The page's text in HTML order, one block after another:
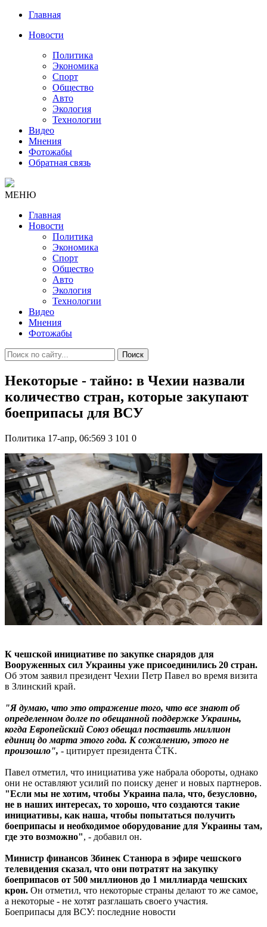
Главная
Новости
Политика
Экономика
Спорт
Общество
Авто
Экология
Технологии
Видео
Мнения
Фотожабы
Обратная связь
МЕНЮ
Главная
Новости
Политика
Экономика
Спорт
Общество
Авто
Экология
Технологии
Видео
Мнения
Фотожабы
Поиск
Некоторые - тайно: в Чехии назвали
количество стран, которые закупают
боеприпасы для ВСУ
Политика 17-апр, 06:569 3 101 0
К чешской инициативе по закупке снарядов для
Вооруженных сил Украины уже присоединились 20 стран.
Об этом заявил президент Чехии Петр Павел во время визита
в Злинский край.
"Я думаю, что это отражение того, что все знают об
определенном долге по обещанной поддержке Украины,
когда Европейский Союз обещал поставить миллион
единиц до марта этого года. К сожалению, этого не
произошло", - цитирует президента ČTK.
Павел отметил, что инициатива уже набрала обороты, однако
они не оставляют усилий по поиску денег и новых партнеров.
"Если мы не хотим, чтобы Украина пала, что, безусловно,
не в наших интересах, то хорошо, что создаются такие
инициативы, как наша, чтобы попытаться получить
боеприпасы и необходимое оборудование для Украины там,
где это возможно", - добавил он.
Министр финансов Збинек Станюра в эфире чешского
телевидения сказал, что они потратят на закупку
боеприпасов от 500 миллионов до 1 миллиарда чешских
крон. Он отметил, что некоторые страны делают то же самое,
а некоторые - не хотят разглашать своего участия.
Боеприпасы для ВСУ: последние новости